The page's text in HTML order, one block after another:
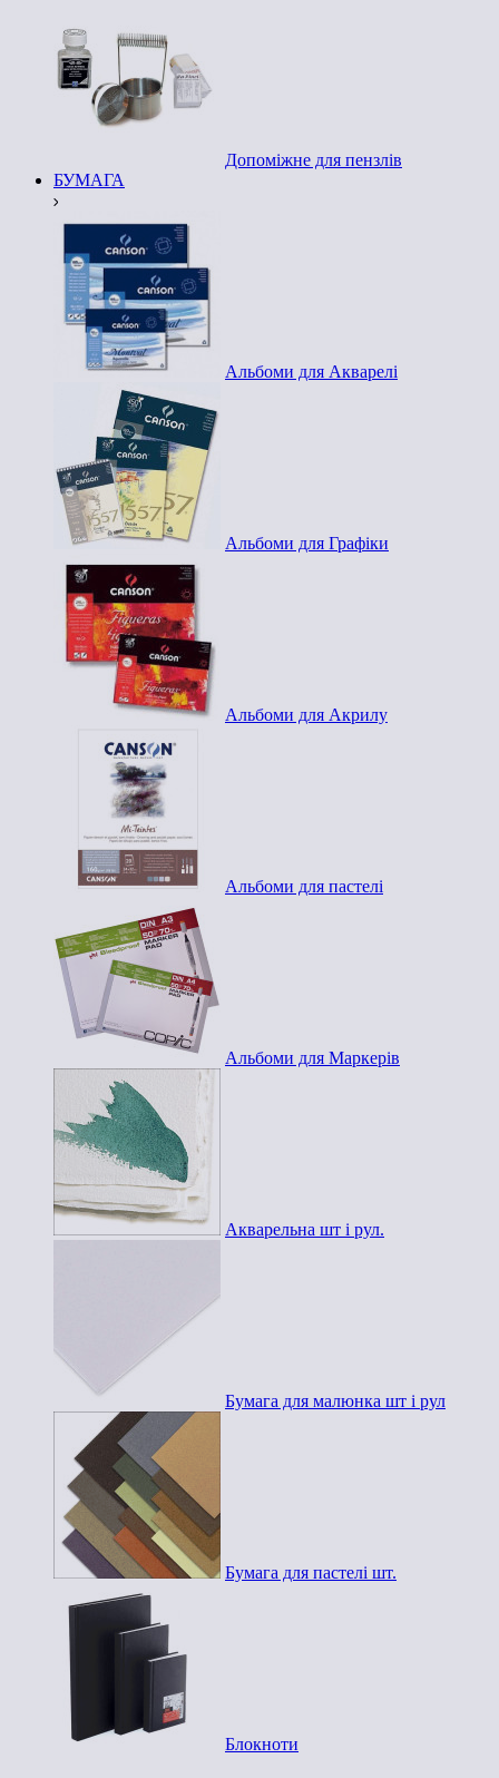
Допоміжне для пензлів
БУМАГА
Альбоми для Акварелі
Альбоми для Графіки
Альбоми для Акрилу
Альбоми для пастелі
Альбоми для Маркерів
Акварельна шт і рул.
Бумага для малюнка шт і рул
Бумага для пастелі шт.
Блокноти